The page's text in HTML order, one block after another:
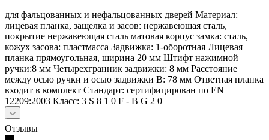
для фальцованных и нефальцованных дверей Материал:
лицевая планка, защелка и засов: нержавеющая сталь,
покрытие нержавеющая сталь матовая корпус замка: сталь,
кожух засова: пластмасса Задвижка: 1-оборотная Лицевая
планка прямоугольная, ширина 20 мм Штифт нажимной
ручки:8 мм Четырехгранник задвижки: 8 мм Расстояние
между осью ручки и осью задвижки B: 78 мм Ответная планка
входит в комплект Стандарт: сертифицирован по EN
12209:2003 Класс: 3 S 8 1 0 F - B G 2 0
Отзывы